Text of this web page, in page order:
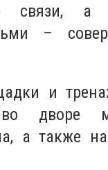
связи,
–
и
дворе
а также